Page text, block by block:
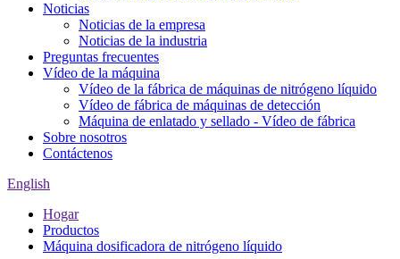
Noticias
Noticias de la empresa
Noticias de la industria
Preguntas frecuentes
Vídeo de la máquina
Vídeo de la fábrica de máquinas de nitrógeno líquido
Vídeo de fábrica de máquinas de detección
Máquina de enlatado y sellado - Vídeo de fábrica
Sobre nosotros
Contáctenos
English
Hogar
Productos
Máquina dosificadora de nitrógeno líquido